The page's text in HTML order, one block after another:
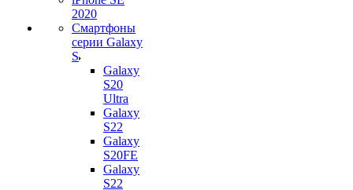
2020
Смартфоны
серии Galaxy
S
Galaxy
S20
Ultra
Galaxy
S22
Galaxy
S20FE
Galaxy
S22